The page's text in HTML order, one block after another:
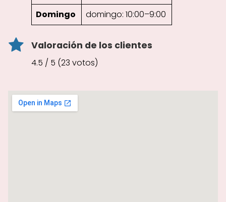
Domingo
domingo: 10:00–9:00
Valoración de los clientes
4.5 / 5 (23 votos)